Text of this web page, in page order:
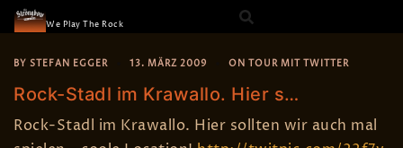
Skip
to
content
We Play The Rock
BY STEFAN EGGER 13. MÄRZ 2009 ON TOUR MIT TWITTER
Rock-Stadl im Krawallo. Hier s…
Rock-Stadl im Krawallo. Hier sollten wir auch mal